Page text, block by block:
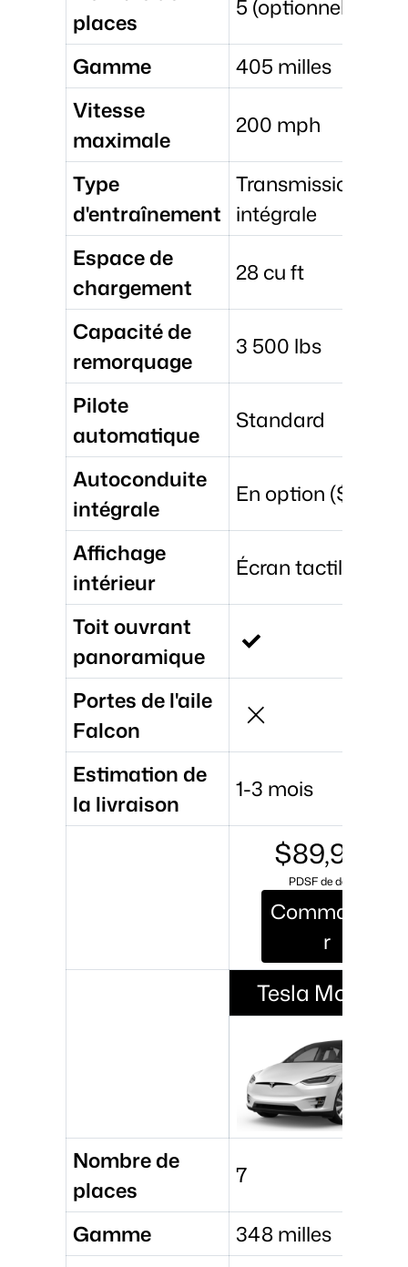
places
5 (optionnel 7)
Gamme
405 milles
Vitesse
maximale
200 mph
Type
d'entraînement
Transmission
intégrale
Espace de
chargement
28 cu ft
Capacité de
remorquage
3 500 lbs
Pilote
automatique
Standard
Autoconduite
intégrale
En option
Affichage
intérieur
Écran tactile 17
Toit ouvrant
panoramique
Portes de l'aile
Falcon
Estimation de
la livraison
1-3 mois
$89,990
PDSF de départ
Commande
r
Tesla Model X
Nombre de
places
7
Gamme
348 milles